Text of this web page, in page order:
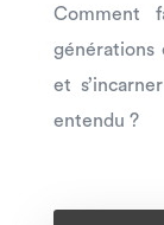
Comment
et
entendu ?